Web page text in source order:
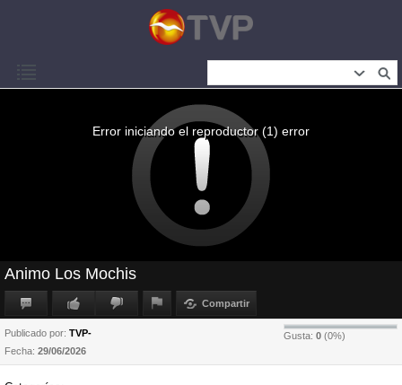
Error iniciando el reproductor (1) error
Animo Los Mochis
Compartir
Gusta: 0 (0%)
Publicado por: TVP-
Fecha: 29/06/2026